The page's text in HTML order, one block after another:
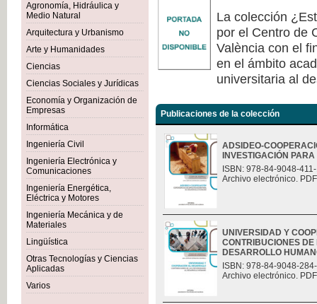
Agronomía, Hidráulica y
Medio Natural
Arquitectura y Urbanismo
Arte y Humanidades
Ciencias
Ciencias Sociales y Jurídicas
Economía y Organización de
Empresas
Informática
Ingeniería Civil
Ingeniería Electrónica y
Comunicaciones
Ingeniería Energética,
Eléctrica y Motores
Ingeniería Mecánica y de
Materiales
Lingüística
Otras Tecnologías y Ciencias
Aplicadas
Varios
La colección
por el Centro de
València con el
en el ámbito
universitaria al
Publicaciones de la colección
ADSIDEO-
INVESTIGACIÓN
ISBN: 978-84-9048-
Archivo electrónico.
UNIVERSIDAD Y
CONTRIBUCIONES
DESARROLLO
ISBN: 978-84-9048-
Archivo electrónico.